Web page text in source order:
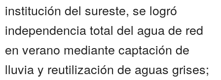
institución del sureste, se logró
independencia total del agua de red
en verano mediante captación de
lluvia y reutilización de aguas grises;